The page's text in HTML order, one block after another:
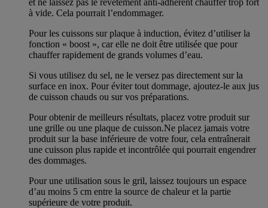
à vide. Cela pourrait l’endommager.
Pour les cuissons sur plaque à induction, évitez d’utiliser la
fonction « boost », car elle ne doit être utilisée que pour
chauffer rapidement de grands volumes d’eau.
Si vous utilisez du sel, ne le versez pas directement sur la
surface en inox. Pour éviter tout dommage, ajoutez-le aux jus
de cuisson chauds ou sur vos préparations.
Pour obtenir de meilleurs résultats, placez votre produit sur
une grille ou une plaque de cuisson.Ne placez jamais votre
produit sur la base inférieure de votre four, cela entraînerait
une cuisson plus rapide et incontrôlée qui pourrait engendrer
des dommages.
Pour une utilisation sous le gril, laissez toujours un espace
d’au moins 5 cm entre la source de chaleur et la partie
supérieure de votre produit.